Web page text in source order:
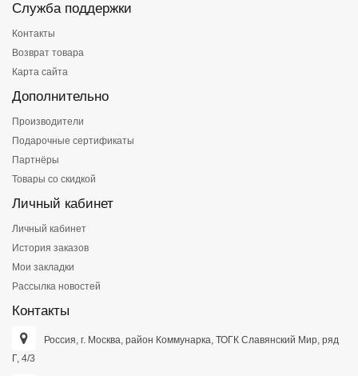
Служба поддержки
Контакты
Возврат товара
Карта сайта
Дополнительно
Производители
Подарочные сертификаты
Партнёры
Товары со скидкой
Личный кабинет
Личный кабинет
История заказов
Мои закладки
Рассылка новостей
Контакты
Россия, г. Москва, район Коммунарка, ТОГК Славянский Мир, ряд
Г, 4/3